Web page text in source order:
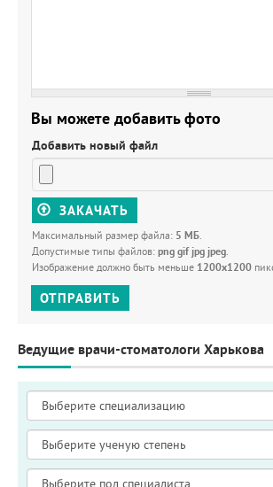
Вы можете добавить фото
Добавить новый файл
ЗАКАЧАТЬ
Максимальный размер файла: 5 МБ.
Допустимые типы файлов: png gif jpg jpeg.
Изображение должно быть меньше 1200x1200
ОТПРАВИТЬ
Ведущие врачи-стоматологи Харькова